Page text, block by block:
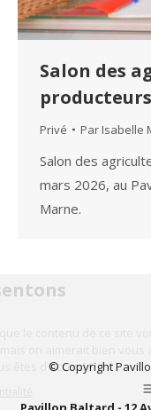
Les cookies
On a attendu d'être
de ce site vous
aimerait bien vous
d'accord ?
Lire la politique de
Salon des
producteurs
Privé Par Isabelle
Salon des
mars 2026, au
Marne.
© Copyright